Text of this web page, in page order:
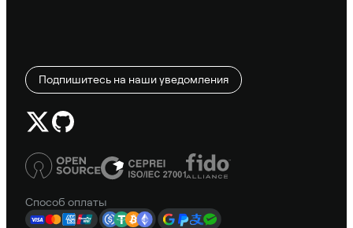
Подпишитесь на наши уведомления
Способ оплаты